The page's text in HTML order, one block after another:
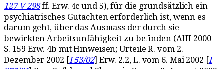
127 V 298ff. Erw. 4c und 5), für die grundsätzlich ein
psychiatrisches Gutachten erforderlich ist, wenn es
darum geht, über das Ausmass der durch sie
bewirkten Arbeitsunfähigkeit zu befinden (AHI 2000
S. 159 Erw. 4b mit Hinweisen; Urteile R. vom 2.
Dezember 2002 [I 53/02] Erw. 2.2, L. vom 6. Mai 2002 [I